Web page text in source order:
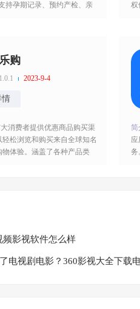
持孕期记录、预约产检、亲
权
购
2023-9-4
情
消费者提供优惠商品购买渠
松浏览和购买来自全球知名
体验。涵盖了各种产品类
简
务
影视软件怎么样